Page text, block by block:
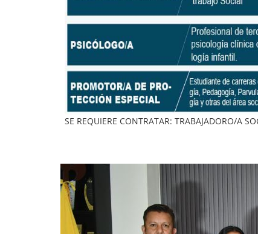
SE REQUIERE CONTRATAR: TRABAJADORO/A